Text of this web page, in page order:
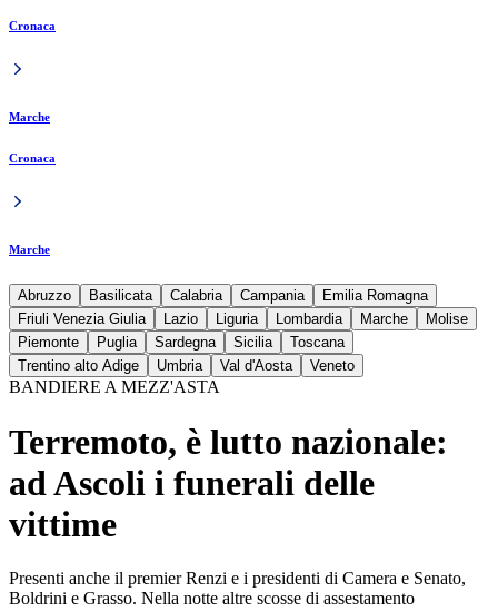
Cronaca
Marche
Cronaca
Marche
Abruzzo Basilicata Calabria Campania
Emilia Romagna
Friuli Venezia Giulia
Lazio Liguria Lombardia Marche
Molise
Piemonte
Puglia Sardegna Sicilia
Toscana
Trentino alto Adige
Umbria Val d'Aosta Veneto
BANDIERE A MEZZ'ASTA
Terremoto, è lutto nazionale:
ad Ascoli i funerali delle
vittime
Presenti anche il premier Renzi e i presidenti di Camera e Senato,
Boldrini e Grasso. Nella notte altre scosse di assestamento